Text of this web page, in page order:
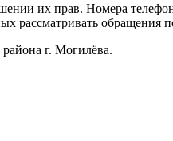
их прав. Номера
обращения
г. Могилёва.